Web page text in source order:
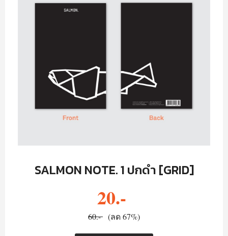
SALMON NOTE. 1 ปกดำ [GRID]
20.-
60.- (ลด 67%)